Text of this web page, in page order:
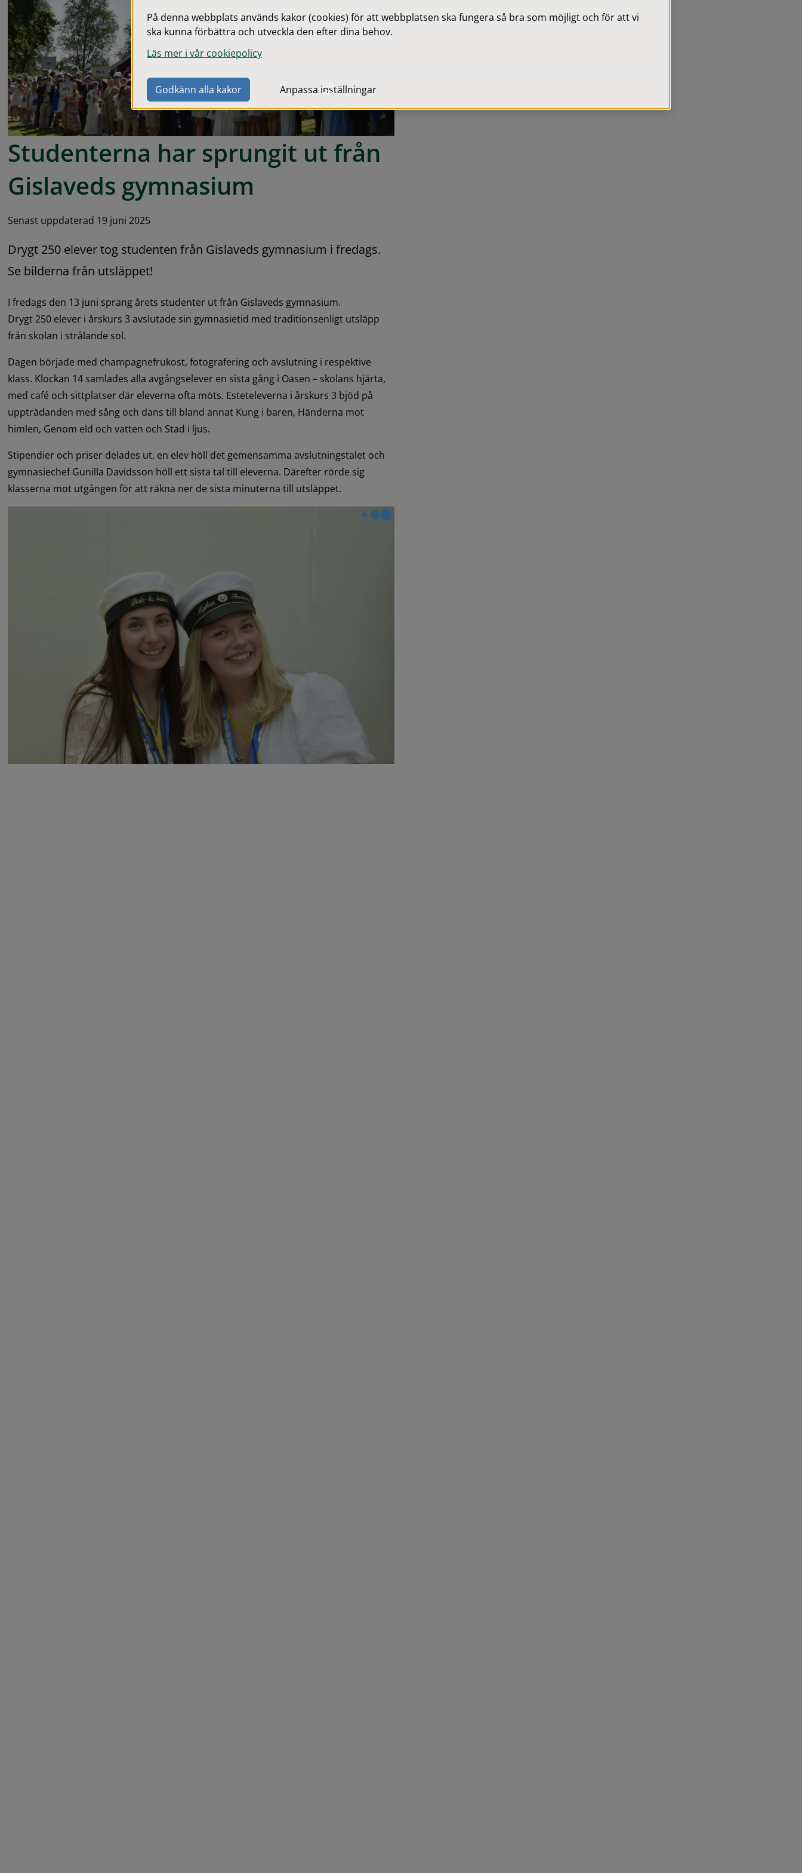
Studenterna har sprungit ut från
Gislaveds gymnasium
Senast uppdaterad 19 juni 2025
Drygt 250 elever tog studenten från Gislaveds gymnasium i fredags.
Se bilderna från utsläppet!
I fredags den 13 juni sprang årets studenter ut från Gislaveds gymnasium.
Drygt 250 elever i årskurs 3 avslutade sin gymnasietid med traditionsenligt utsläpp
från skolan i strålande sol.
Dagen började med champagnefrukost, fotografering och avslutning i respektive
klass. Klockan 14 samlades alla avgångselever en sista gång i Oasen – skolans hjärta,
med café och sittplatser där eleverna ofta möts. Esteteleverna i årskurs 3 bjöd på
uppträdanden med sång och dans till bland annat Kung i baren, Händerna mot
himlen, Genom eld och vatten och Stad i ljus.
Stipendier och priser delades ut, en elev höll det gemensamma avslutningstalet och
gymnasiechef Gunilla Davidsson höll ett sista tal till eleverna. Därefter rörde sig
klasserna mot utgången för att räkna ner de sista minuterna till utsläppet.
På denna webbplats används kakor (cookies) för att webbplatsen ska fungera så bra som möjligt och för att vi
ska kunna förbättra och utveckla den efter dina behov.
Läs mer i vår cookiepolicy
Godkänn alla kakor Anpassa inställningar